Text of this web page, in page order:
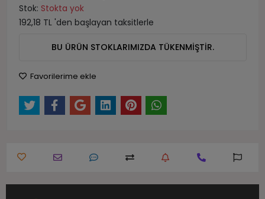
Stok: Stokta yok
192,18 TL 'den başlayan taksitlerle
BU ÜRÜN STOKLARIMIZDA TÜKENMİŞTİR.
Favorilerime ekle